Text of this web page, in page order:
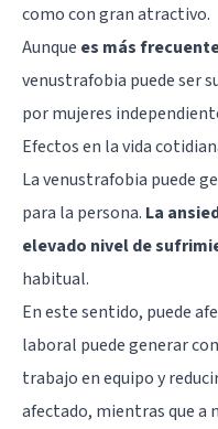
como con gran atractivo.
Aunque es más
venustrafobia puede ser
por mujeres
Efectos en la vida
La venustrafobia puede
para la persona. La
elevado nivel de
habitual.
En este sentido, puede
laboral puede generar
trabajo en equipo y
afectado, mientras que a